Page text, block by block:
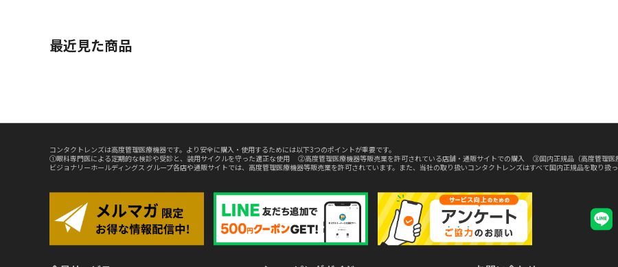
最近見た商品
コンタクトレンズは高度管理医療機器です。より安全に購入・使用するためには以下3つのポイントが重要です。
①眼科専門医による定期的な検診や受診と、装用サイクルを守った適正な使用 ②高度管理医療機器等販売業を許可されている店舗・通販サイトでの購入 ③国内正規品（高度管理医
ビジョナリーホールディングス グループ各店や通販サイトでは、高度管理医療機器等販売業を許可されています。また、当社の取り扱いコンタクトレンズはすべて国内正規品を取り扱